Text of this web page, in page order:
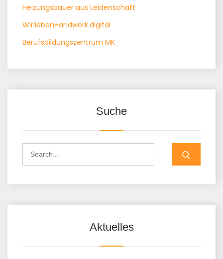
Heizungsbauer aus Leidenschaft
WirliebenHandwerk.digital
Berufsbildungszentrum MK
Suche
Aktuelles